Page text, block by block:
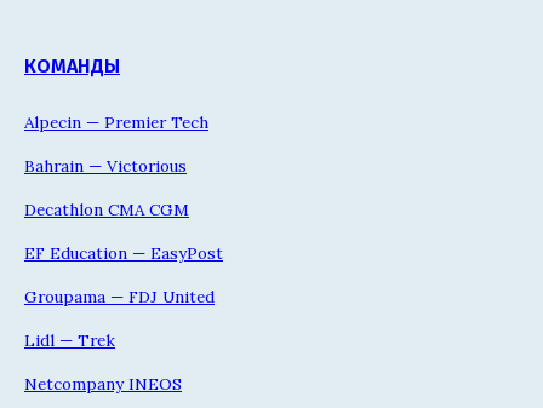
КОМАНДЫ
Alpecin — Premier Tech
Bahrain — Victorious
Decathlon CMA CGM
EF Education — EasyPost
Groupama — FDJ United
Lidl — Trek
Netcompany INEOS